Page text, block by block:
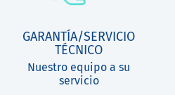
GARANTÍA/SERVICIO
TÉCNICO
Nuestro equipo a su
servicio